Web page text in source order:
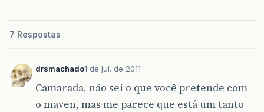
7 Respostas
drsmachado1 de jul. de 2011
Camarada, não sei o que você pretende com
o maven, mas me parece que está um tanto